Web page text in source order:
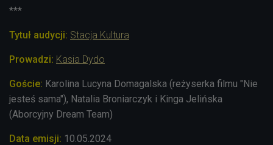
***
Tytuł audycji: Stacja Kultura
Prowadzi: Kasia Dydo
Goście: Karolina Lucyna Domagalska (reżyserka filmu "Nie
jesteś sama"), Natalia Broniarczyk i Kinga Jelińska
(Aborcyjny Dream Team)
Data emisji: 10.05.2024